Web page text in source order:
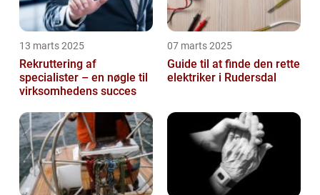
13 marts 2025
Rekruttering af
specialister – en nøgle til
virksomhedens succes
07 marts 2025
Guide til at finde den rette
elektriker i Rudersdal